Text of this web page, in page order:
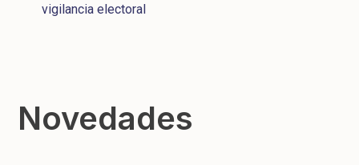
vigilancia electoral
Novedades